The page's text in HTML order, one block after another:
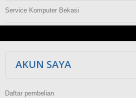
Service Komputer Bekasi
AKUN SAYA
Daftar pembelian